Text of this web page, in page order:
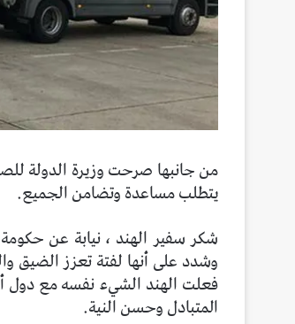
من جانبها صرحت وزيرة الدولة
يتطلب مساعدة وتضامن الجميع.
وشدد على أنها لفتة تعزز الضيق
فعلت الهند الشيء نفسه مع دول
المتبادل وحسن النية.